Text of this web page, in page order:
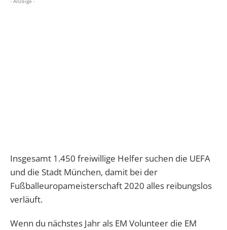
Insgesamt 1.450 freiwillige Helfer suchen die UEFA
und die Stadt München, damit bei der
Fußballeuropameisterschaft 2020 alles reibungslos
verläuft.
Wenn du nächstes Jahr als EM Volunteer die EM